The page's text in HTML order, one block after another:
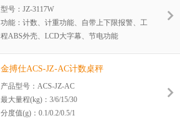
型号：JZ-3117W
功能：计数、计重功能、自带上下限报警、工
程ABS外壳、LCD大字幕、节电功能
可接台秤小地磅
金搏仕ACS-JZ-AC计数桌秤
产品型号：ACS-JZ-AC
最大量程(kg)：3/6/15/30
分度值(g)：0.1/0.2/0.5/1